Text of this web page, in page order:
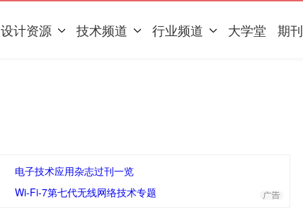
设计资源 技术频道 行业频道 大学堂 期刊
电子技术应用杂志过刊一览
Wi-Fi-7第七代无线网络技术专题